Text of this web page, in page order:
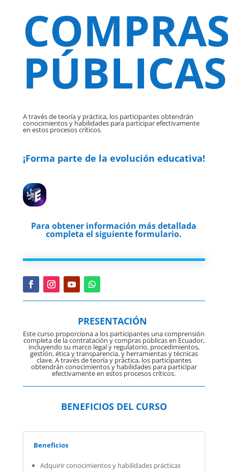
PÚBLICAS
A través de teoría y práctica, los participantes obtendrán
conocimientos y habilidades para participar efectivamente
en estos procesos críticos.
¡Forma parte de la evolución educativa!
Para obtener información más detallada
completa el siguiente formulario.
PRESENTACIÓN
Este curso proporciona a los participantes una comprensión
completa de la contratación y compras públicas en Ecuador,
incluyendo su marco legal y regulatorio, procedimientos,
gestión, ética y transparencia, y herramientas y técnicas
clave. A través de teoría y práctica, los participantes
obtendrán conocimientos y habilidades para participar
efectivamente en estos procesos críticos.
BENEFICIOS DEL CURSO
Beneficios
Adquirir conocimientos y habilidades prácticas